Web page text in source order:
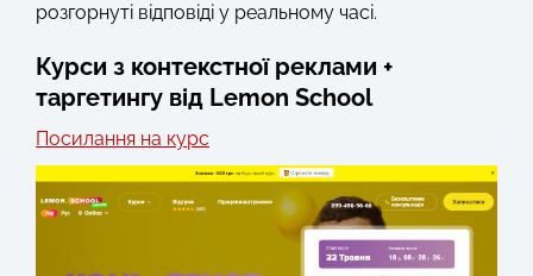
розгорнуті відповіді у реальному часі.
Курси з контекстної реклами +
таргетингу від Lemon School
Посилання на курс